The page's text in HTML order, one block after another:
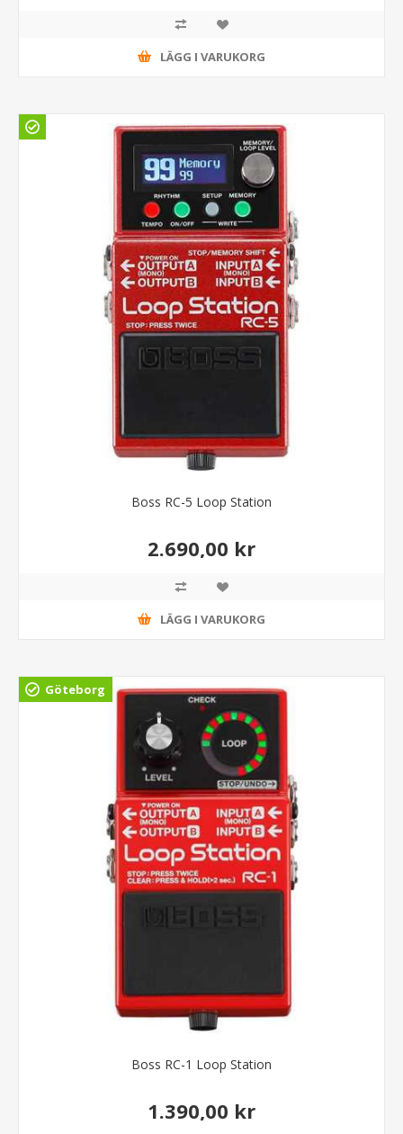
LÄGG I VARUKORG
Boss RC-5 Loop Station
2.690,00 kr
LÄGG I VARUKORG
Göteborg
Boss RC-1 Loop Station
1.390,00 kr